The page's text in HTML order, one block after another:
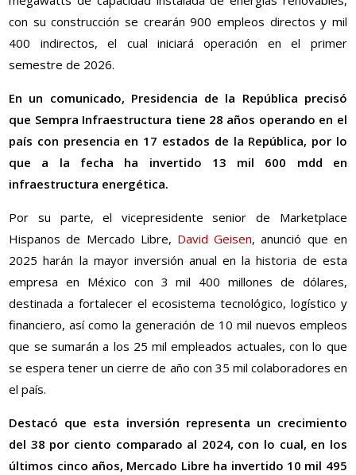
con su construcción se crearán 900 empleos directos y mil
400 indirectos, el cual iniciará operación en el primer
semestre de 2026.
En un comunicado, Presidencia de la República precisó
que Sempra Infraestructura tiene 28 años operando en el
país con presencia en 17 estados de la República, por lo
que a la fecha ha invertido 13 mil 600 mdd en
infraestructura energética.
Por su parte, el vicepresidente senior de Marketplace
Hispanos de Mercado Libre, David Geisen, anunció que en
2025 harán la mayor inversión anual en la historia de esta
empresa en México con 3 mil 400 millones de dólares,
destinada a fortalecer el ecosistema tecnológico, logístico y
financiero, así como la generación de 10 mil nuevos empleos
que se sumarán a los 25 mil empleados actuales, con lo que
se espera tener un cierre de año con 35 mil colaboradores en
el país.
Destacó que esta inversión representa un crecimiento
del 38 por ciento comparado al 2024, con lo cual, en los
últimos cinco años, Mercado Libre ha invertido 10 mil 495